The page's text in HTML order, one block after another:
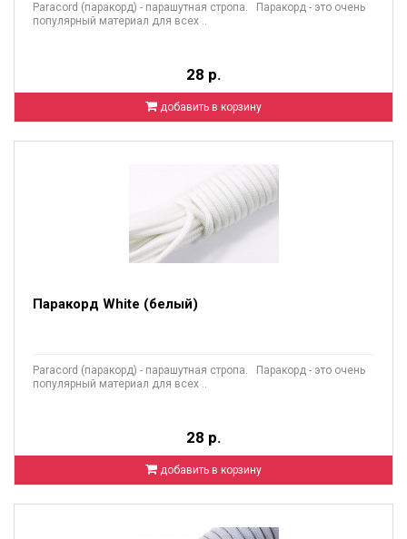
Paracord (паракорд) - парашутная стропа. Паракорд - это очень
популярный материал для всех ..
28 р.
добавить в корзину
Паракорд White (белый)
Paracord (паракорд) - парашутная стропа. Паракорд - это очень
популярный материал для всех ..
28 р.
добавить в корзину